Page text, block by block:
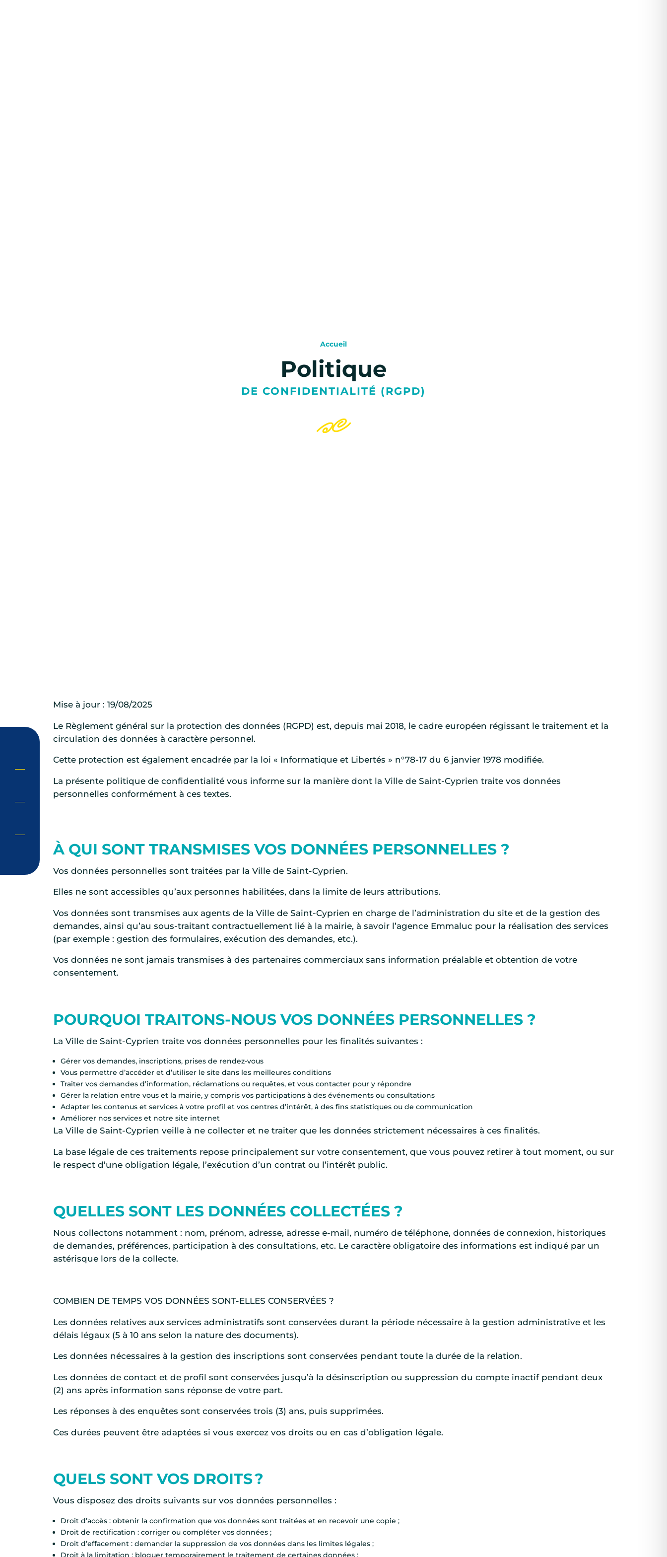
Accueil
Politique
DE CONFIDENTIALITÉ (RGPD)
Mise à jour : 19/08/2025
Le Règlement général sur la protection des données (RGPD) est, depuis mai 2018, le cadre européen régissant le traitement et la
circulation des données à caractère personnel.
Cette protection est également encadrée par la loi « Informatique et Libertés » n°78-17 du 6 janvier 1978 modifiée.
La présente politique de confidentialité vous informe sur la manière dont la Ville de Saint-Cyprien traite vos données
personnelles conformément à ces textes.
À QUI SONT TRANSMISES VOS DONNÉES PERSONNELLES ?
Vos données personnelles sont traitées par la Ville de Saint-Cyprien.
Elles ne sont accessibles qu’aux personnes habilitées, dans la limite de leurs attributions.
Vos données sont transmises aux agents de la Ville de Saint-Cyprien en charge de l’administration du site et de la gestion des
demandes, ainsi qu’au sous-traitant contractuellement lié à la mairie, à savoir l’agence Emmaluc pour la réalisation des services
(par exemple : gestion des formulaires, exécution des demandes, etc.).
Vos données ne sont jamais transmises à des partenaires commerciaux sans information préalable et obtention de votre
consentement.
POURQUOI TRAITONS-NOUS VOS DONNÉES PERSONNELLES ?
La Ville de Saint-Cyprien traite vos données personnelles pour les finalités suivantes :
Gérer vos demandes, inscriptions, prises de rendez-vous
Vous permettre d’accéder et d’utiliser le site dans les meilleures conditions
Traiter vos demandes d’information, réclamations ou requêtes, et vous contacter pour y répondre
Gérer la relation entre vous et la mairie, y compris vos participations à des événements ou consultations
Adapter les contenus et services à votre profil et vos centres d’intérêt, à des fins statistiques ou de communication
Améliorer nos services et notre site internet
La Ville de Saint-Cyprien veille à ne collecter et ne traiter que les données strictement nécessaires à ces finalités.
La base légale de ces traitements repose principalement sur votre consentement, que vous pouvez retirer à tout moment, ou sur
le respect d’une obligation légale, l’exécution d’un contrat ou l’intérêt public.
QUELLES SONT LES DONNÉES COLLECTÉES ?
Nous collectons notamment : nom, prénom, adresse, adresse e-mail, numéro de téléphone, données de connexion, historiques
de demandes, préférences, participation à des consultations, etc. Le caractère obligatoire des informations est indiqué par un
astérisque lors de la collecte.
COMBIEN DE TEMPS VOS DONNÉES SONT-ELLES CONSERVÉES ?
Les données relatives aux services administratifs sont conservées durant la période nécessaire à la gestion administrative et les
délais légaux (5 à 10 ans selon la nature des documents).
Les données nécessaires à la gestion des inscriptions sont conservées pendant toute la durée de la relation.
Les données de contact et de profil sont conservées jusqu’à la désinscription ou suppression du compte inactif pendant deux
(2) ans après information sans réponse de votre part.
Les réponses à des enquêtes sont conservées trois (3) ans, puis supprimées.
Ces durées peuvent être adaptées si vous exercez vos droits ou en cas d’obligation légale.
QUELS SONT VOS DROITS ?
Vous disposez des droits suivants sur vos données personnelles :
Droit d’accès : obtenir la confirmation que vos données sont traitées et en recevoir une copie ;
Droit de rectification : corriger ou compléter vos données ;
Droit d’effacement : demander la suppression de vos données dans les limites légales ;
Droit à la limitation : bloquer temporairement le traitement de certaines données ;